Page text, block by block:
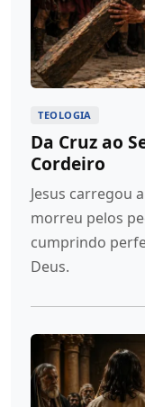
TEOLOGIA
Da Cruz ao
Cordeiro
Jesus carregou
morreu pelos
cumprindo
Deus.